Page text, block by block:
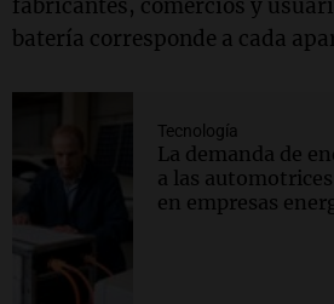
fabricantes, comercios y
batería corresponde a cada
Tecnología
La demanda de
a las
en empresas